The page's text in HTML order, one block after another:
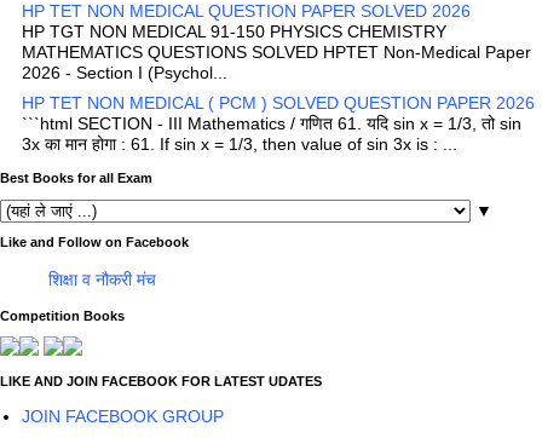
HP TET NON MEDICAL QUESTION PAPER SOLVED 2026
HP TGT NON MEDICAL 91-150 PHYSICS CHEMISTRY
MATHEMATICS QUESTIONS SOLVED HPTET Non-Medical Paper
2026 - Section I (Psychol...
HP TET NON MEDICAL ( PCM ) SOLVED QUESTION PAPER 2026
```html SECTION - III Mathematics / गणित 61. यदि sin x = 1/3, तो sin
3x का मान होगा : 61. If sin x = 1/3, then value of sin 3x is : ...
Best Books for all Exam
▼
Like and Follow on Facebook
शिक्षा व नौकरी मंच
Competition Books
LIKE AND JOIN FACEBOOK FOR LATEST UDATES
JOIN FACEBOOK GROUP